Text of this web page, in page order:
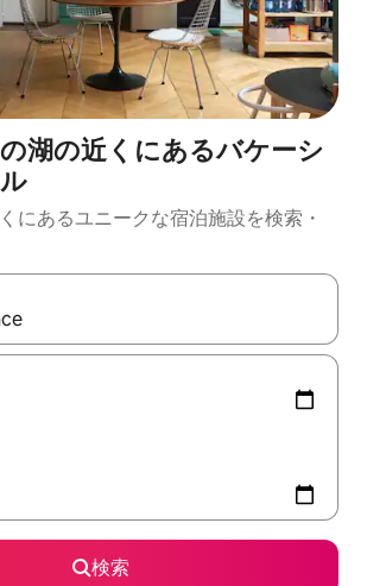
湖の近くにあるバケーシ
にあるユニークな宿泊施設を検索・
れたら、上下の矢印キーを使って移動するか
検索